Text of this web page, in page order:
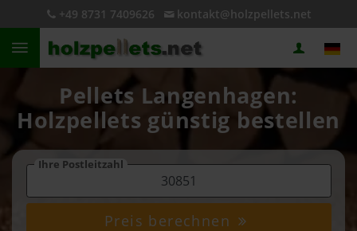
+49 8731 7409626 kontakt@holzpellets.net
Pellets Langenhagen:
Holzpellets günstig bestellen
Ihre Postleitzahl
Preis berechnen